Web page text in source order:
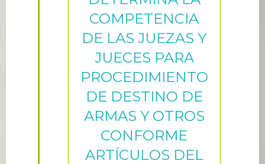
COMPETENCIA
DE LAS JUEZAS Y
JUECES PARA
PROCEDIMIENTO
DE DESTINO DE
ARMAS Y OTROS
CONFORME
ARTÍCULOS DEL